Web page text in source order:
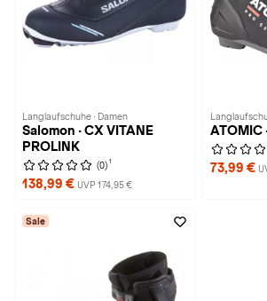
Langlaufschuhe · Damen
Salomon · CX VITANE
PROLINK
(0) 1
138,99 € UVP 174,95 €
ATOMIC
73,99 €
Sale